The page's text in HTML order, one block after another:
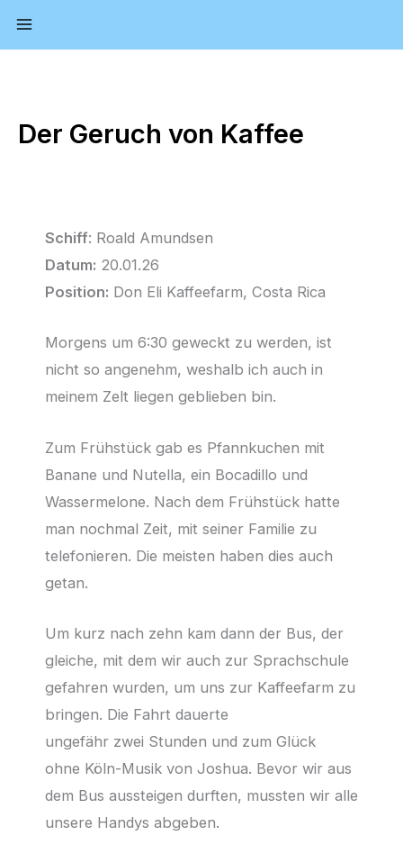
Der Geruch von Kaffee
Schiff: Roald Amundsen
Datum: 20.01.26
Position: Don Eli Kaffeefarm, Costa Rica
Morgens um 6:30 geweckt zu werden, ist
nicht so angenehm, weshalb ich auch in
meinem Zelt liegen geblieben bin.
Zum Frühstück gab es Pfannkuchen mit
Banane und Nutella, ein Bocadillo und
Wassermelone. Nach dem Frühstück hatte
man nochmal Zeit, mit seiner Familie zu
telefonieren. Die meisten haben dies auch
getan.
Um kurz nach zehn kam dann der Bus, der
gleiche, mit dem wir auch zur Sprachschule
gefahren wurden, um uns zur Kaffeefarm zu
bringen. Die Fahrt dauerte
ungefähr zwei Stunden und zum Glück
ohne Köln-Musik von Joshua. Bevor wir aus
dem Bus aussteigen durften, mussten wir alle
unsere Handys abgeben.